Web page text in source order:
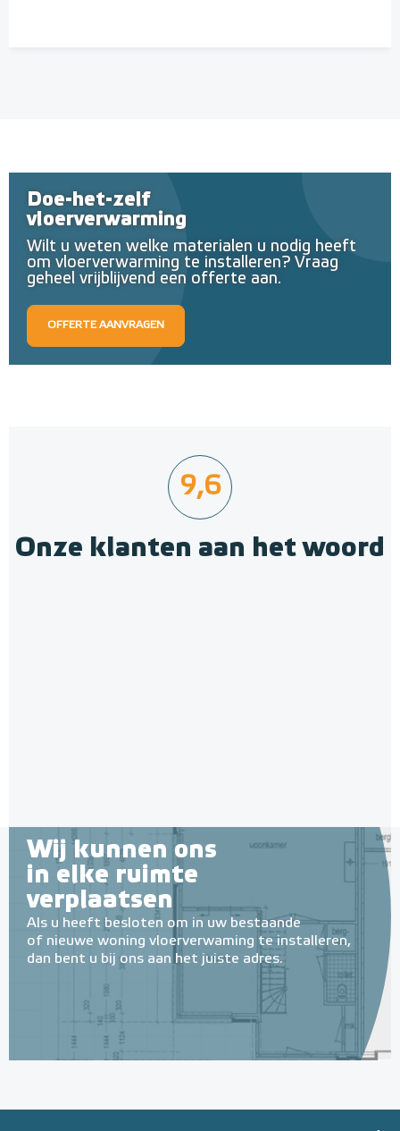
Doe-het-zelf
vloerverwarming
Wilt u weten welke materialen u nodig heeft
om vloerverwarming te installeren? Vraag
geheel vrijblijvend een offerte aan.
OFFERTE AANVRAGEN
9,6
Onze klanten aan het woord
Wij kunnen ons
in elke ruimte
verplaatsen
Als u heeft besloten om in uw bestaande
of nieuwe woning vloerverwaming te installeren,
dan bent u bij ons aan het juiste adres.